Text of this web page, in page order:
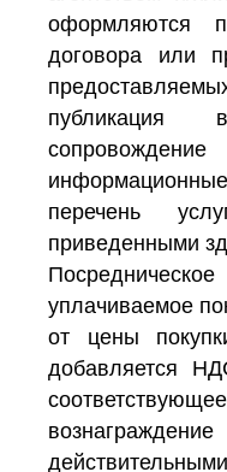
оформляются
договора или
публикация
перечень
приведенными
уплачиваемое
от цены
добавляется